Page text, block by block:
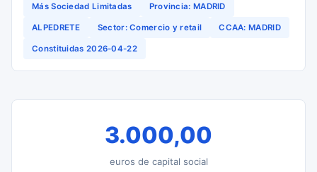
Más Sociedad Limitadas Provincia: MADRID
ALPEDRETE Sector: Comercio y retail CCAA: MADRID
Constituidas 2026-04-22
3.000,00
euros de capital social